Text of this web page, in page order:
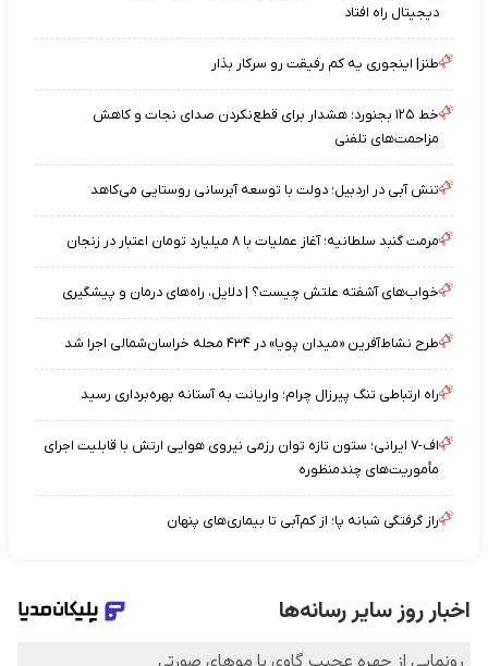
دیجیتال راه افتاد
طنز| اینجوری یه کم رفیقت رو سرکار بذار
خط ۱۲۵ بجنورد؛ هشدار برای قطع‌نکردن صدای نجات و کاهش
مزاحمت‌های تلفنی
تنش آبی در اردبیل؛ دولت با توسعه آبرسانی روستایی می‌کاهد
مرمت گنبد سلطانیه؛ آغاز عملیات با ۸ میلیارد تومان اعتبار در زنجان
خواب‌های آشفته علتش چیست؟ | دلایل، راه‌های درمان و پیشگیری
طرح نشاط‌آفرین «میدان پویا» در ۴۳۴ محله خراسان‌شمالی اجرا شد
راه ارتباطی تنگ پیرزال چرام؛ واریانت به آستانه بهره‌برداری رسید
اف-۷ ایرانی؛ ستون تازه توان رزمی نیروی هوایی ارتش با قابلیت اجرای
مأموریت‌های چندمنظوره
راز گرفتگی شبانه پا؛ از کم‌آبی تا بیماری‌های پنهان